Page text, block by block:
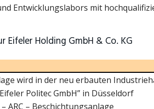
Entwicklungslabors mit
Eifeler Holding GmbH & Co. KG
wird in der neu erbauten
Politec GmbH” in Düsseldorf
ARC – Beschichtungsanlage